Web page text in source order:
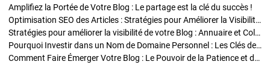
Amplifiez la Portée de Votre Blog : Le partage est la clé du succès !
Optimisation SEO des Articles : Stratégies pour Améliorer la Visibilité de Votre Blog
Stratégies pour améliorer la visibilité de votre Blog : Annuaire et Collaborations
Pourquoi Investir dans un Nom de Domaine Personnel : Les Clés de la Réussite de Votre Blog
Comment Faire Émerger Votre Blog : Le Pouvoir de la Patience et de la Persévérance